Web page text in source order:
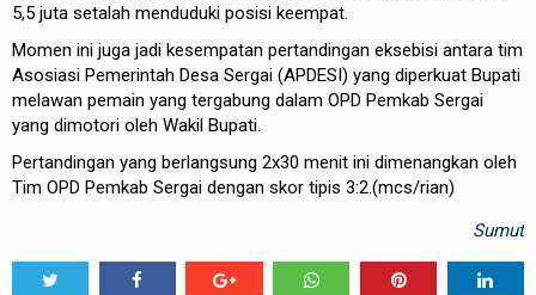
5,5 juta setalah menduduki posisi keempat.
Momen ini juga jadi kesempatan pertandingan eksebisi antara tim
Asosiasi Pemerintah Desa Sergai (APDESI) yang diperkuat Bupati
melawan pemain yang tergabung dalam OPD Pemkab Sergai
yang dimotori oleh Wakil Bupati.
Pertandingan yang berlangsung 2x30 menit ini dimenangkan oleh
Tim OPD Pemkab Sergai dengan skor tipis 3:2.(mcs/rian)
Sumut